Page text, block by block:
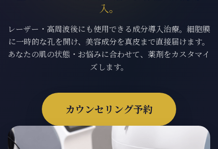
採用
ONLINE SHOP
入。
レーザー・高周波後にも使用できる成分導入治療。細胞膜
に一時的な孔を開け、美容成分を真皮まで直接届けます。
あなたの肌の状態・お悩みに合わせて、薬剤をカスタマイ
ズします。
カウンセリング予約